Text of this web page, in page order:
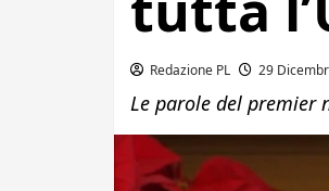
Redazione PL 29
Le parole del premier